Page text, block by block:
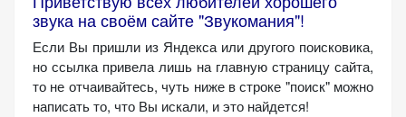
звука на своём сайте "Звукомания"!
Если Вы пришли из Яндекса или другого поисковика,
но ссылка привела лишь на главную страницу сайта,
то не отчаивайтесь, чуть ниже в строке "поиск" можно
написать то, что Вы искали, и это найдется!